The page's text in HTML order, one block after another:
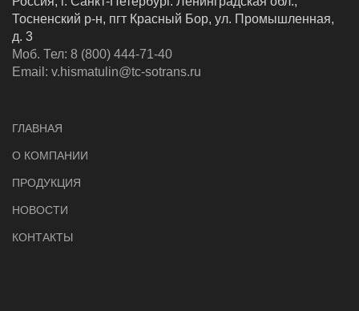
Тосненский р-н, пгт Красный Бор, ул. Промышленная,
д. 3
Моб. Тел: 8 (800) 444-71-40
Email: v.hismatulin@tc-sotrans.ru
ГЛАВНАЯ
О КОМПАНИИ
ПРОДУКЦИЯ
НОВОСТИ
КОНТАКТЫ